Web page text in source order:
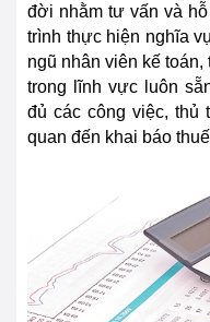
đời nhằm tư vấn và
trình thực hiện nghĩa
ngũ nhân viên kế
trong lĩnh vực luôn
đủ các công việc, thủ
quan đến khai báo